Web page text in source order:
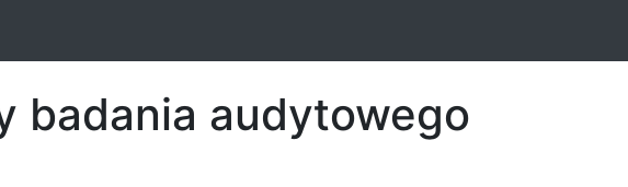
oknie
badania audytowego